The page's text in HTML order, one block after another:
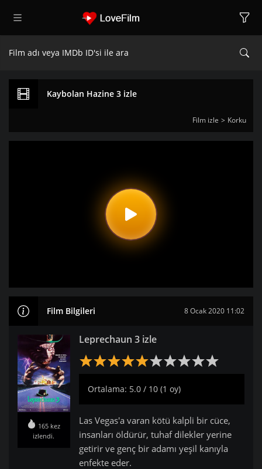
Kaybolan Hazine 3 izle
Film izle Korku
Film Bilgileri 8 Ocak 2020 11:02
165 kez
izlendi.
Leprechaun 3 izle
Ortalama: 5.0 / 10 (1 oy)
Las Vegas'a varan kötü kalpli bir cüce,
insanları öldürür, tuhaf dilekler yerine
getirir ve genç bir adamı yeşil kanıyla
enfekte eder.